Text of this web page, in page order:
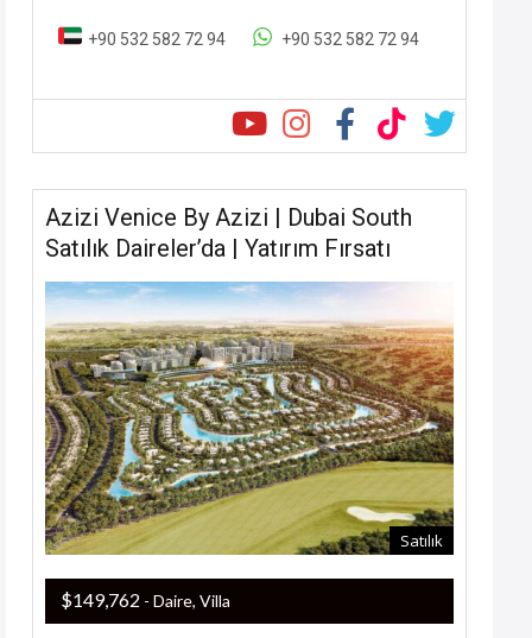
+90 532 582 72 94 +90 532 582 72 94
Azizi Venice By Azizi | Dubai South
Satılık Daireler’da | Yatırım Fırsatı
Satılık
$149,762 - Daire, Villa